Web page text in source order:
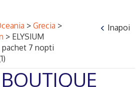
> Grecia >
> ELYSIUM
pachet 7 nopti
Inapoi